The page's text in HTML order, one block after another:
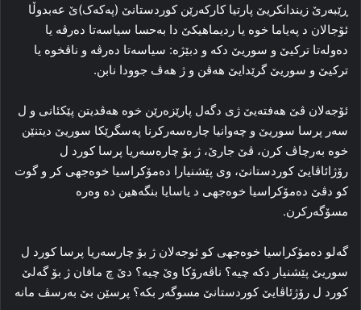
ڕێبه‌رێ زیندانكریێ پارتیا كاركەرێن كوردستانێ (پەکەک)ێ عەبدوڵا
ئۆجالان د پەیاما خوە یا ردیماھیكێ دا بەحسا سیاسەتا دەرڤە یا
دەولەتا تركیێ و سوریێ دكە و دبێژە: سیاسه‌تا ده‌رڤه‌ و ناڤخوه‌ یا
ترکیێ و سوریێ گرێدایێ هه‌ڤن و ژ هه‌ڤ جوودا نابن.
ئۆجەلان ڤێ هه‌فته‌یێ ژی دگه‌ل پارێزه‌رێن خوه‌ ھەڤدیتن پێكئانی و ل
سه‌ر پرسا سوریێ و چەوانیا چارەسەركرنا پەسگرێكا سوریێ دیتنێن
خوە بەرچاڤ كرن، ڤێ جارێ، ژ بۆ چارەسەریا پرسا كورد ل
رۆژائاڤایێ كوردستانێ، وی پێشنیارا ده‌مۆکراسیا خوه‌جهی کر و گوت
كو دڤێ ده‌مۆکراسیا خوه‌جهی د یاسایا بنگه‌هین ده‌ وه‌ره‌
مسۆگه‌رکرن.
گەلو دەمۆكراسیا خوەجھی كو ئوجەلان ژ بۆ چارسەریا پرسا كورد ل
سوریێ پێشنیار دكە چیە؟ ناڤەرۆكا وێ چیە؟ دێ چ مافان ژ بۆ گەلێ
كورد ل رۆژئاڤایێ كوردستانێ مسوگەر بكە؟ پرسێن بێ بەرسڤ مانە